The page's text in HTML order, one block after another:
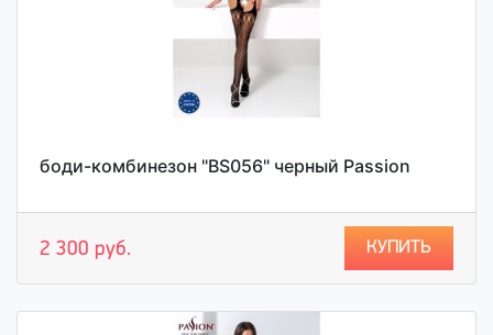
боди-комбинезон "BS056" черный Passion
2 300 руб. КУПИТЬ